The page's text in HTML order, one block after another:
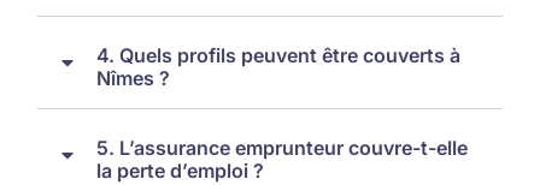
4. Quels profils peuvent être couverts à
Nîmes ?
5. L’assurance emprunteur couvre-t-elle
la perte d’emploi ?